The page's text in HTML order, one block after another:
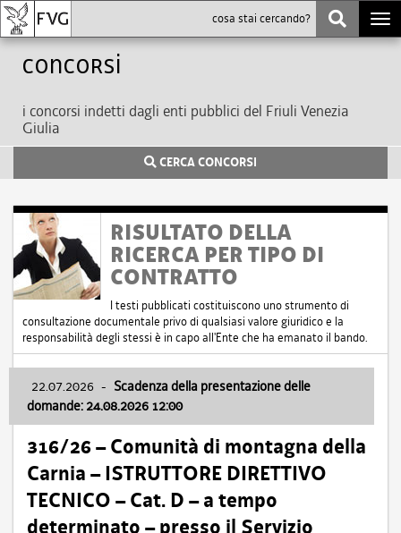
Concorsi
i concorsi indetti dagli enti pubblici del Friuli Venezia
Giulia
CERCA CONCORSI
RISULTATO DELLA
RICERCA PER TIPO DI
CONTRATTO
I testi pubblicati costituiscono uno strumento di
consultazione documentale privo di qualsiasi valore giuridico e la
responsabilità degli stessi è in capo all'Ente che ha emanato il bando.
22.07.2026 - Scadenza della presentazione delle
domande: 24.08.2026 12:00
316/26 – Comunità di montagna della
Carnia – ISTRUTTORE DIRETTIVO
TECNICO – Cat. D – a tempo
determinato – presso il Servizio